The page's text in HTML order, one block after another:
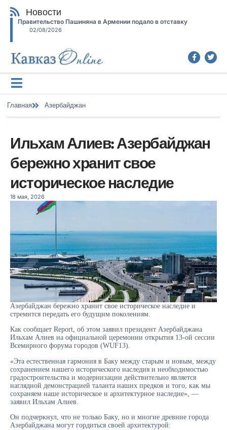
Новости
Правительство Пашиняна в Армении подало в отставку
02/08/2026
Главная Азербайджан
Ильхам Алиев: Азербайджан
бережно хранит свое
историческое наследие
18 мая, 2026
Азербайджан бережно хранит свое историческое наследие и
стремится передать его будущим поколениям.
Как сообщает Report, об этом заявил президент Азербайджана
Ильхам Алиев на официальной церемонии открытия 13-ой сессии
Всемирного форума городов (WUF13).
«Эта естественная гармония в Баку между старым и новым, между
сохранением нашего исторического наследия и необходимостью
градостроительства и модернизации действительно является
наглядной демонстрацией таланта наших предков и того, как мы
сохраняем наше историческое и архитектурное наследие», —
заявил Ильхам Алиев.
Он подчеркнул, что не только Баку, но и многие древние города
Азербайджана могут гордиться своей архитектурой: